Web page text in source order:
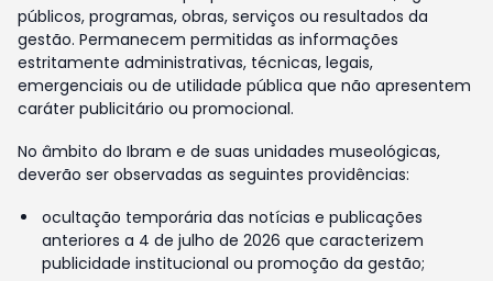
públicos, programas, obras, serviços ou resultados da
gestão. Permanecem permitidas as informações
estritamente administrativas, técnicas, legais,
emergenciais ou de utilidade pública que não apresentem
caráter publicitário ou promocional.
No âmbito do Ibram e de suas unidades museológicas,
deverão ser observadas as seguintes providências:
ocultação temporária das notícias e publicações
anteriores a 4 de julho de 2026 que caracterizem
publicidade institucional ou promoção da gestão;